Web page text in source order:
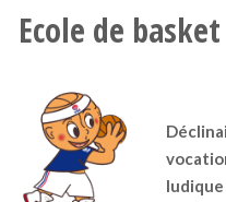
Ecole de